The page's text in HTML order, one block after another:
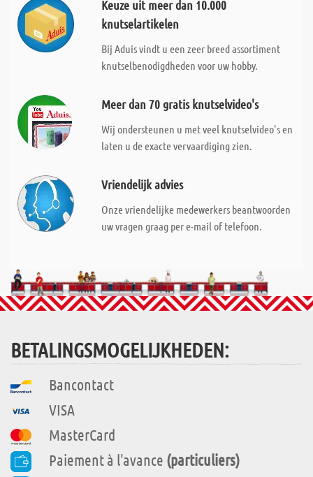
Keuze uit meer dan 10.000
knutselartikelen
Bij Aduis vindt u een zeer breed assortiment
knutselbenodigdheden voor uw hobby.
Meer dan 70 gratis knutselvideo's
Wij ondersteunen u met veel knutselvideo's en
laten u de exacte vervaardiging zien.
Vriendelijk advies
Onze vriendelijke medewerkers beantwoorden
uw vragen graag per e-mail of telefoon.
BETALINGSMOGELIJKHEDEN:
Bancontact
VISA
MasterCard
Paiement à l'avance (particuliers)